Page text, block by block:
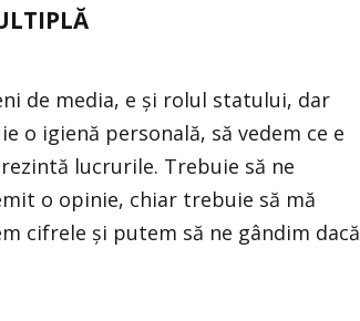
de media, e și rolul statului, dar
o igienă personală, să vedem ce e
lucrurile. Trebuie să ne
o opinie, chiar trebuie să mă
cifrele și putem să ne gândim dacă